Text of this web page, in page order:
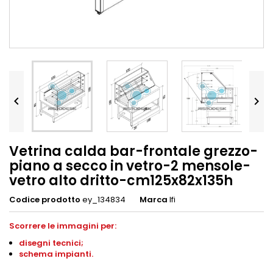
 
Vetrina calda bar-frontale grezzo-
piano a secco in vetro-2 mensole-
vetro alto dritto-cm125x82x135h
Codice prodotto ey_134834 Marca Ifi
Scorrere le immagini per:
disegni tecnici;
schema impianti.